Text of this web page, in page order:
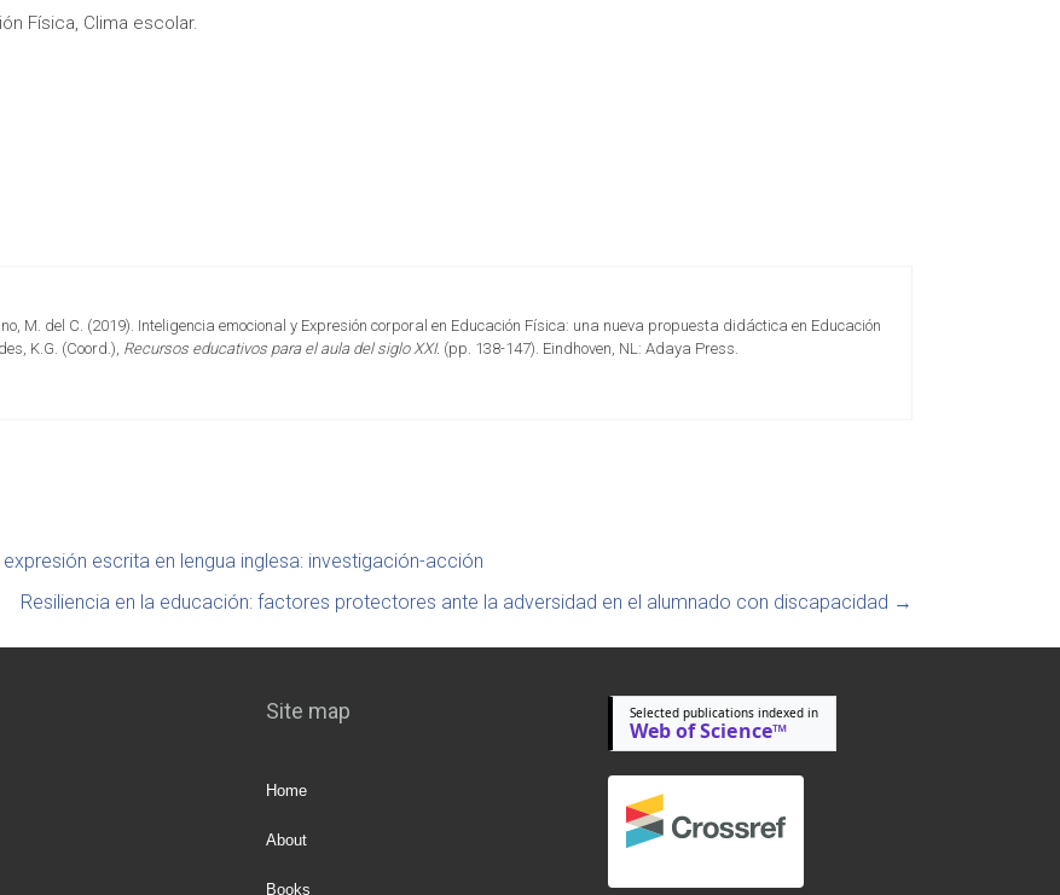
Física, Clima escolar.
M. del C. (2019). Inteligencia emocional y Expresión corporal en Educación Física: una nueva propuesta didáctica en Educación
K.G. (Coord.), Recursos educativos para el aula del siglo XXI. (pp. 138-147). Eindhoven, NL: Adaya Press.
escrita en lengua inglesa: investigación-acción
Resiliencia en la educación: factores protectores ante la adversidad en el alumnado con discapacidad →
Site map
Home
About
Books
Selected publications indexed in
Web of Science™